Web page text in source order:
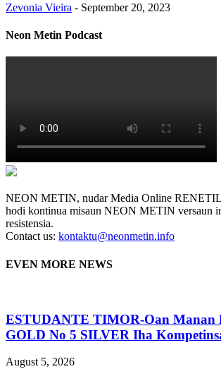
Zevonia Vieira - September 20, 2023
Neon Metin Podcast
NEON METIN, nudar Media Online
hodi kontinua misaun NEON METIN versaun
resistensia.
Contact us: kontaktu@neonmetin.info
EVEN MORE NEWS
ESTUDANTE TIMOR-Oan Manan
GOLD No 5 SILVER Iha
August 5, 2026